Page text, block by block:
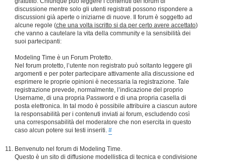
discussione mentre solo gli utenti registrati possono rispondere a
discussioni già aperte o iniziarne di nuove. Il forum è soggetto ad
alcune regole (che una volta iscritto si da per certo avere accettato)
che vanno a cautelare la vita della community e la sensibilità dei
suoi partecipanti:
Modeling Time è un Forum Protetto.
Nel forum protetto, l’utente non registrato può soltanto leggere gli
argomenti e per poter partecipare attivamente alla discussione ed
esprimere le proprie opinioni è necessaria la registrazione. Tale
registrazione prevede, normalmente, l’indicazione del proprio
Username, di una propria Password e di una propria casella di
posta elettronica. In tal modo è possibile attribuire a ciascun autore
la responsabilità per i contenuti inviati ai forum, escludendo così
una corresponsabilità del moderatore che non esercita in questo
caso alcun potere sui testi inseriti. #
Benvenuto nel forum di Modeling Time.
Questo è un sito di diffusione modellistica di tecnica e condivisione